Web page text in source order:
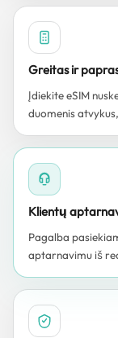
Greitas ir
Įdiekite eSIM
duomenis
Klientų
Pagalba
aptarnavimu iš